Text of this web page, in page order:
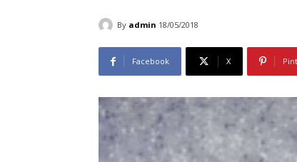
By admin 18/05/2018
Facebook X